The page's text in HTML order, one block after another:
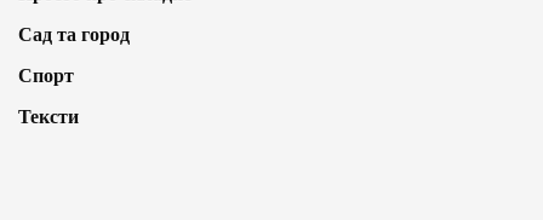
Сад та город
Спорт
Тексти